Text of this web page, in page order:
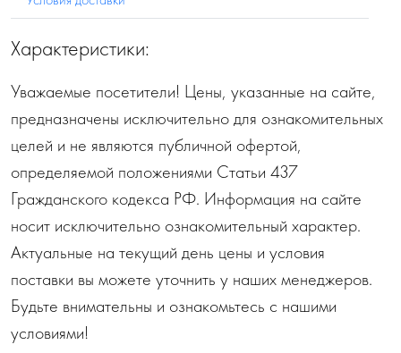
Характеристики:
Уважаемые посетители! Цены, указанные на сайте,
предназначены исключительно для ознакомительных
целей и не являются публичной офертой,
определяемой положениями Статьи 437
Гражданского кодекса РФ. Информация на сайте
носит исключительно ознакомительный характер.
Актуальные на текущий день цены и условия
поставки вы можете уточнить у наших менеджеров.
Будьте внимательны и ознакомьтесь с нашими
условиями!